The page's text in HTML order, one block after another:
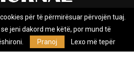
Marketing
Privacy Policy
Lajmeve e pavarur, e themeluar në vitin
për të përmirësuar përvojën tuaj.
jeni dakord me këtë, por mund të
Pranoj Lexo më tepër